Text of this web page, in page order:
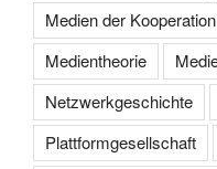
Medien der Kooperation
Medientheorie
Netzwerkgeschichte
Plattformgesellschaft